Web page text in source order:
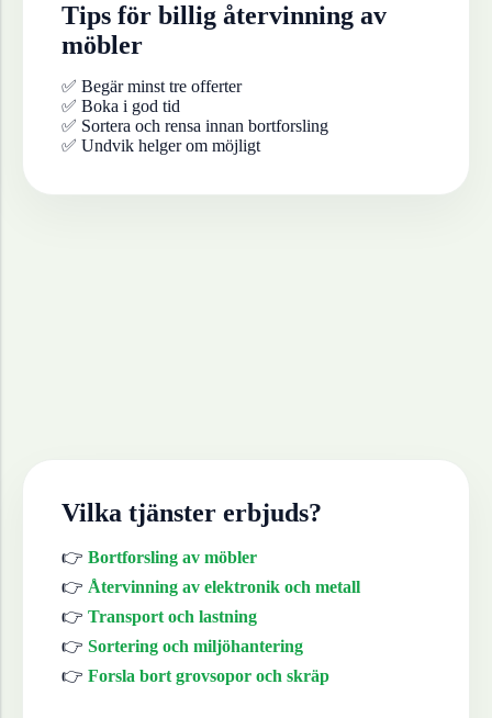
Tips för billig återvinning av
möbler
✅ Begär minst tre offerter
✅ Boka i god tid
✅ Sortera och rensa innan bortforsling
✅ Undvik helger om möjligt
Vilka tjänster erbjuds?
👉 Bortforsling av möbler
👉 Återvinning av elektronik och metall
👉 Transport och lastning
👉 Sortering och miljöhantering
👉 Forsla bort grovsopor och skräp